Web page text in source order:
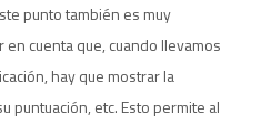
punto también es muy
cuenta que, cuando llevamos
hay que mostrar la
puntuación, etc. Esto permite al